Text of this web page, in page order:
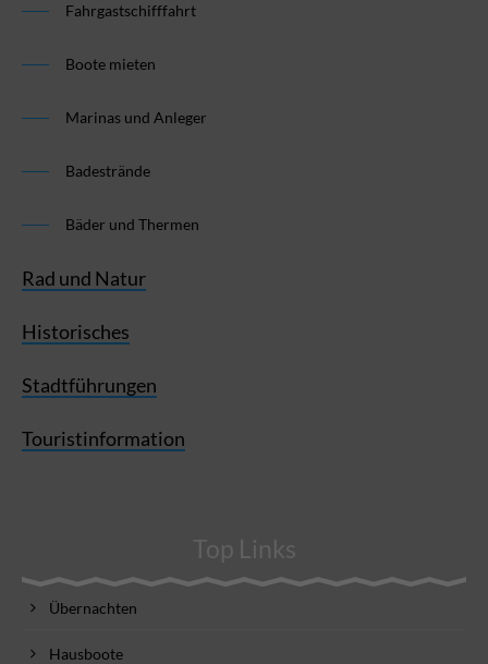
Fahrgastschifffahrt
Boote mieten
Marinas und Anleger
Badestrände
Bäder und Thermen
Rad und Natur
Historisches
Stadtführungen
Touristinformation
Top Links
Übernachten
Hausboote